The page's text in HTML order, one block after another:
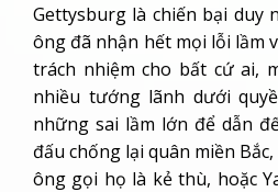
Gettysburg là chiến bại duy
ông đã nhận hết mọi lỗi lầm
trách nhiệm cho bất cứ ai,
nhiều tướng lãnh dưới
những sai lầm lớn để dẫn
đấu chống lại quân miền
ông gọi họ là kẻ thù, hoặc